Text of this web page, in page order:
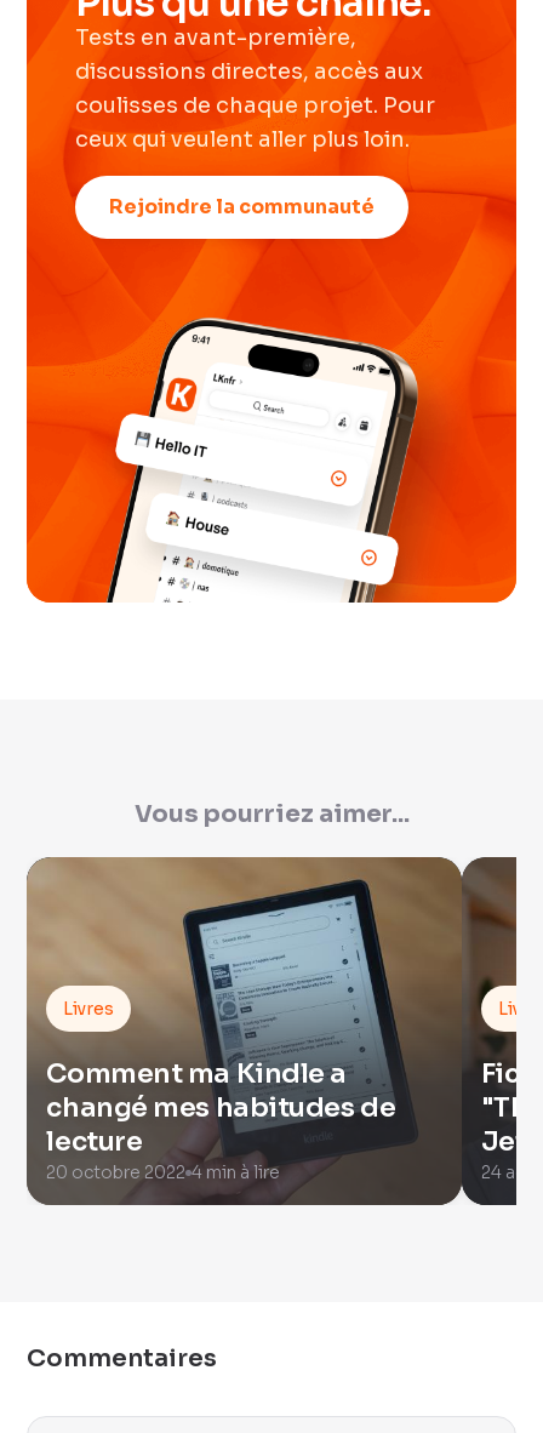
Tests en avant-première,
discussions directes, accès aux
coulisses de chaque projet. Pour
ceux qui veulent aller plus loin.
Rejoindre la communauté
Vous pourriez aimer...
Livres
Comment ma Kindle a
changé mes habitudes de
lecture
20 octobre 2022 4 min à lire
Jeff
24
Commentaires